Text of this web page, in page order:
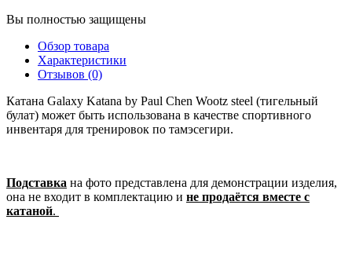
Вы полностью защищены
Обзор товара
Характеристики
Отзывов (0)
Катана Galaxy Katana by Paul Chen Wootz steel (тигельный
булат) может быть использована в качестве спортивного
инвентаря для тренировок по тамэсегири.
Подставка на фото представлена для демонстрации изделия,
она не входит в комплектацию и не продаётся вместе с
катаной.